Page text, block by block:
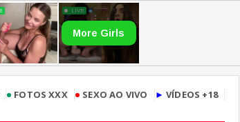
• FOTOS XXX • SEXO AO VIVO ► VÍDEOS +18